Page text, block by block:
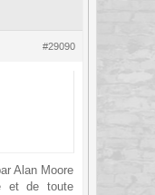
#29090
Alan Moore
et de toute